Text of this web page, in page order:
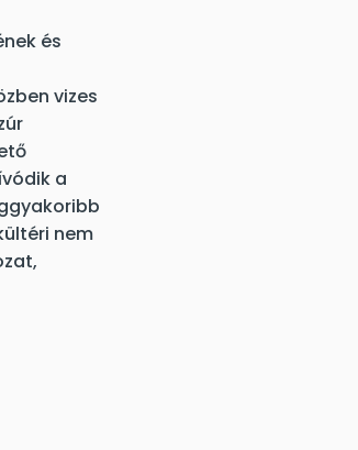
és
vizes
a
nem